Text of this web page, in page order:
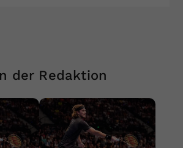
der Redaktion